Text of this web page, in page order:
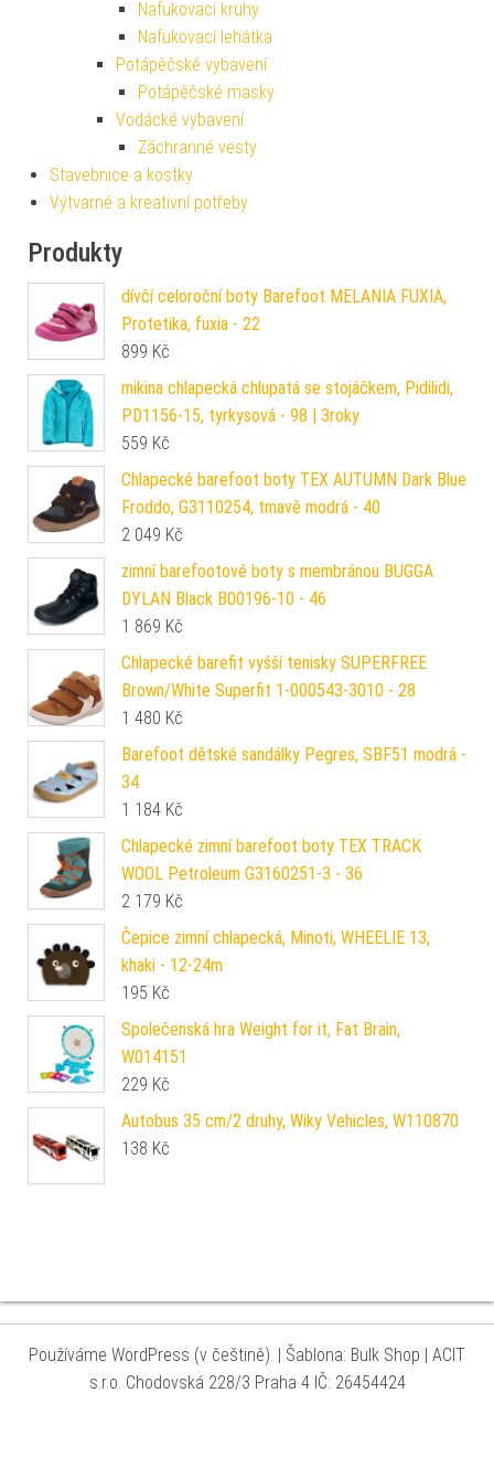
Nafukovací kruhy
Nafukovací lehátka
Potápěčské vybavení
Potápěčské masky
Vodácké vybavení
Záchranné vesty
Stavebnice a kostky
Výtvarné a kreativní potřeby
Produkty
dívčí celoroční boty Barefoot MELANIA FUXIA,
Protetika, fuxia - 22
899 Kč
mikina chlapecká chlupatá se stojáčkem, Pidilidi,
PD1156-15, tyrkysová - 98 | 3roky
559 Kč
Chlapecké barefoot boty TEX AUTUMN Dark Blue
Froddo, G3110254, tmavě modrá - 40
2 049 Kč
zimní barefootové boty s membránou BUGGA
DYLAN Black B00196-10 - 46
1 869 Kč
Chlapecké barefit vyšší tenisky SUPERFREE
Brown/White Superfit 1-000543-3010 - 28
1 480 Kč
Barefoot dětské sandálky Pegres, SBF51 modrá -
34
1 184 Kč
Chlapecké zimní barefoot boty TEX TRACK
WOOL Petroleum G3160251-3 - 36
2 179 Kč
Čepice zimní chlapecká, Minoti, WHEELIE 13,
khaki - 12-24m
195 Kč
Společenská hra Weight for it, Fat Brain,
W014151
229 Kč
Autobus 35 cm/2 druhy, Wiky Vehicles, W110870
138 Kč
Používáme WordPress (v češtině). Šablona: Bulk Shop
| ACIT
s.r.o. Chodovská 228/3 Praha 4 IČ: 26454424